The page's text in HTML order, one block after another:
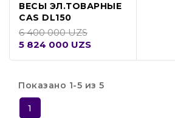
ВЕСЫ ЭЛ.ТОВАРНЫЕ
CAS DL150
6 400 000 UZS
5 824 000 UZS
Показано 1-5 из 5
1